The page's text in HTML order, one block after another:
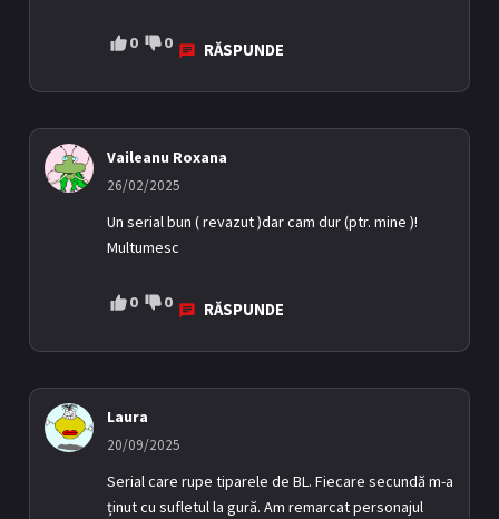
0 0 RĂSPUNDE
Vaileanu Roxana
26/02/2025
Un serial bun ( revazut )dar cam dur (ptr. mine )!
Multumesc
0 0 RĂSPUNDE
Laura
20/09/2025
Serial care rupe tiparele de BL. Fiecare secundă m-a
ținut cu sufletul la gură. Am remarcat personajul